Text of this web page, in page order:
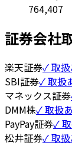
764,407
証券会社
楽天証券✓ 取
SBI証券✓ 取扱
マネックス証券
DMM株✓ 取扱
PayPay証券✓
松井証券✓ 取